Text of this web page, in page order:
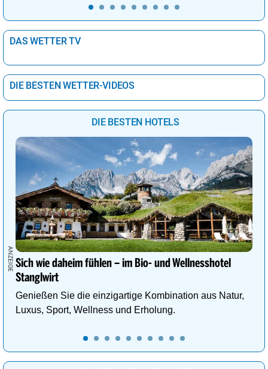
DAS WETTER TV
DIE BESTEN WETTER-VIDEOS
DIE BESTEN HOTELS
Sich wie daheim fühlen – im Bio- und Wellnesshotel
Stanglwirt
Genießen Sie die einzigartige Kombination aus Natur,
Luxus, Sport, Wellness und Erholung.